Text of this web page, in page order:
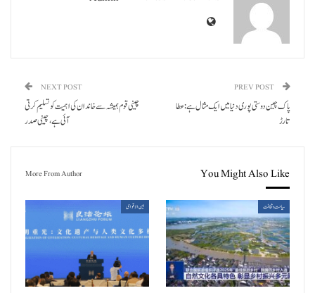
پاک چین دوستی پوری دنیا میں ایک مثال ہے: عطا
تارڑ
NEXT POST
چینی قوم ہمیشہ سے خاندان کی اہمیت کو تسلیم کرتی
آئی ہے، چینی صدر
You Might Also Like
More From Author
سیاحت و ثقافت بین الاقوامی